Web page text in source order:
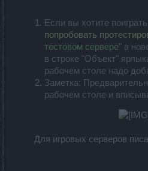
Если вы хотите
попробовать
тестовом сервере" в
в строке "Объект"
рабочем столе надо
Заметка:
рабочем столе и
Для игровых серверов